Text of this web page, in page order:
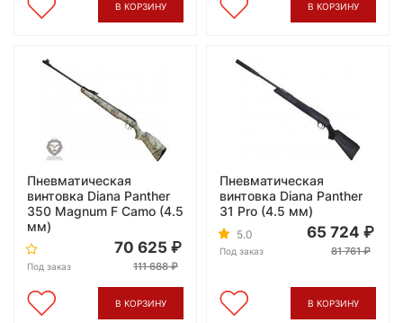
В КОРЗИНУ В КОРЗИНУ
Пневматическая
винтовка Diana Panther
350 Magnum F Camo (4.5
мм)
Под заказ
70 625
111 688
В КОРЗИНУ
Пневматическая
винтовка Diana Panther
31 Pro (4.5 мм)
5.0
Под заказ
65 724
81 761
В КОРЗИНУ